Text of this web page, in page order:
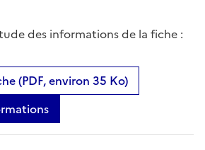
des informations de la fiche :
(PDF, environ 35 Ko)